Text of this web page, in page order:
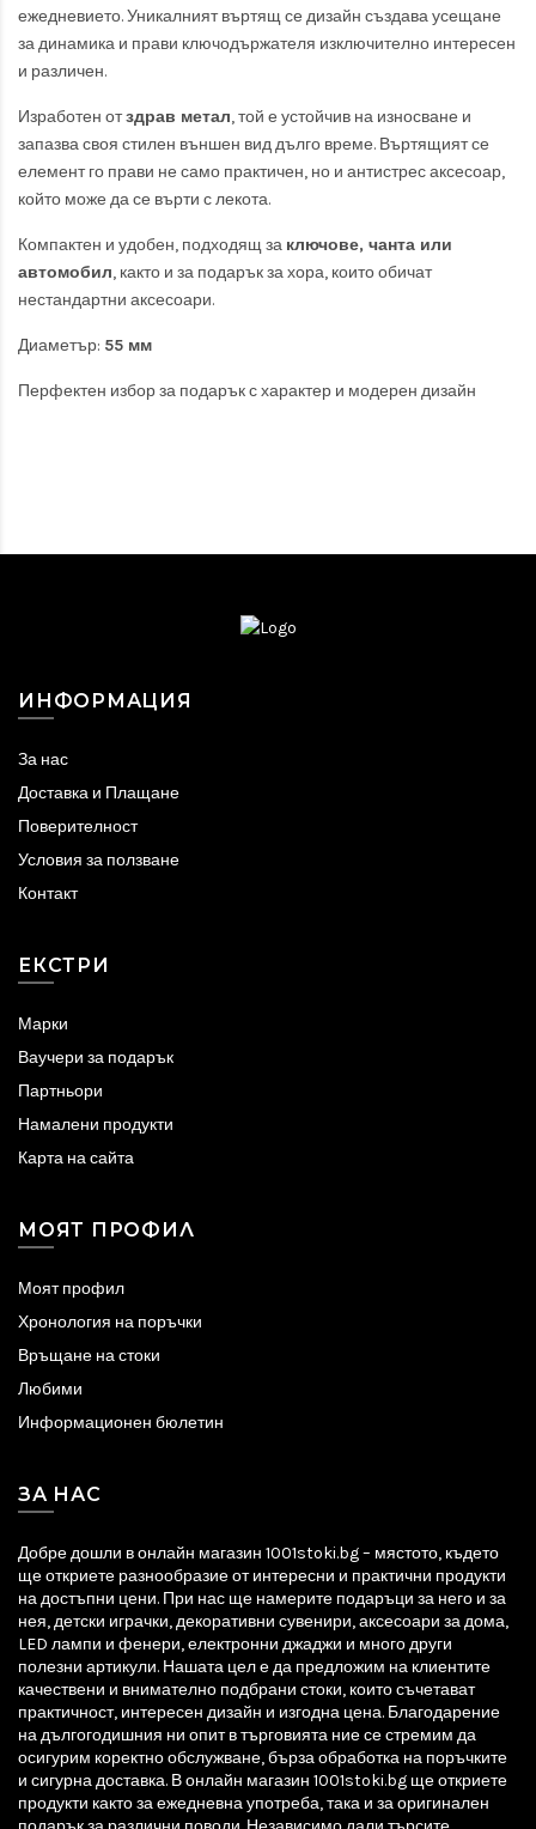
ежедневието. Уникалният въртящ се дизайн създава усещане
за динамика и прави ключодържателя изключително интересен
и различен.
Изработен отздрав метал, той е устойчив на износване и
запазва своя стилен външен вид дълго време. Въртящият се
елемент го прави не само практичен, но и антистрес аксесоар,
който може да се върти с лекота.
Компактен и удобен, подходящ за ключове, чанта или
автомобил, както и за подарък за хора, които обичат
нестандартни аксесоари.
Диаметър: 55 мм
Перфектен избор за подарък с характер и модерен дизайн
ИНФОРМАЦИЯ
За нас
Доставка и Плащане
Поверителност
Условия за ползване
Контакт
ЕКСТРИ
Марки
Ваучери за подарък
Партньори
Намалени продукти
Карта на сайта
МОЯТ ПРОФИЛ
Моят профил
Хронология на поръчки
Връщане на стоки
Любими
Информационен бюлетин
ЗА НАС
Добре дошли в онлайн магазин 1001stoki.bg – мястото, където
ще откриете разнообразие от интересни и практични продукти
на достъпни цени. При нас ще намерите подаръци за него и за
нея, детски играчки, декоративни сувенири, аксесоари за дома,
LED лампи и фенери, електронни джаджи и много други
полезни артикули. Нашата цел е да предложим на клиентите
качествени и внимателно подбрани стоки, които съчетават
практичност, интересен дизайн и изгодна цена. Благодарение
на дългогодишния ни опит в търговията ние се стремим да
осигурим коректно обслужване, бърза обработка на поръчките
и сигурна доставка. В онлайн магазин 1001stoki.bg ще откриете
продукти както за ежедневна употреба, така и за оригинален